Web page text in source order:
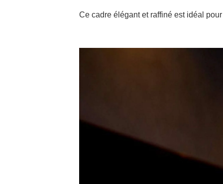
Ce cadre élégant et raffiné est idéal